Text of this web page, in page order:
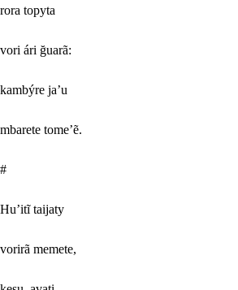
rora topyta
vori ári ğuarã:
kambýre ja’u
mbarete tome’ẽ.
#
Hu’itĩ taijaty
vorirã memete,